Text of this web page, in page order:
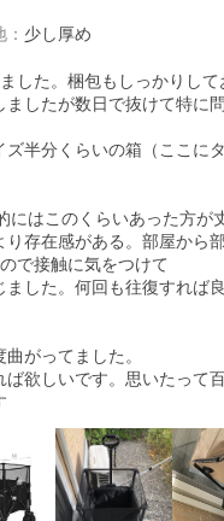
： 少し厚め
した。梱包もしっかりし
したが数日で抜けて特に問
半分くらいの箱（ここに
はこのくらいあった方が
存在感がある。部屋から
で接触に気をつけて
した。何回も往復すれば
がってました。
欲しいです。思いたって